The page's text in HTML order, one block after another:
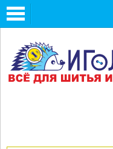
Toggle
navigation